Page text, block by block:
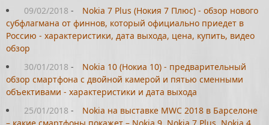
09/02/2018 -
Nokia 7 Plus (Нокия 7 Плюс) - обзор нового
субфлагмана от финнов, который официально приедет в
Россию - характеристики, дата выхода, цена, купить, видео
обзор
30/01/2018 -
Nokia 10 (Нокиа 10) - предварительный
обзор смартфона с двойной камерой и пятью сменными
объективами - характеристики и дата выхода
25/01/2018 -
Nokia на выставке MWC 2018 в Барселоне